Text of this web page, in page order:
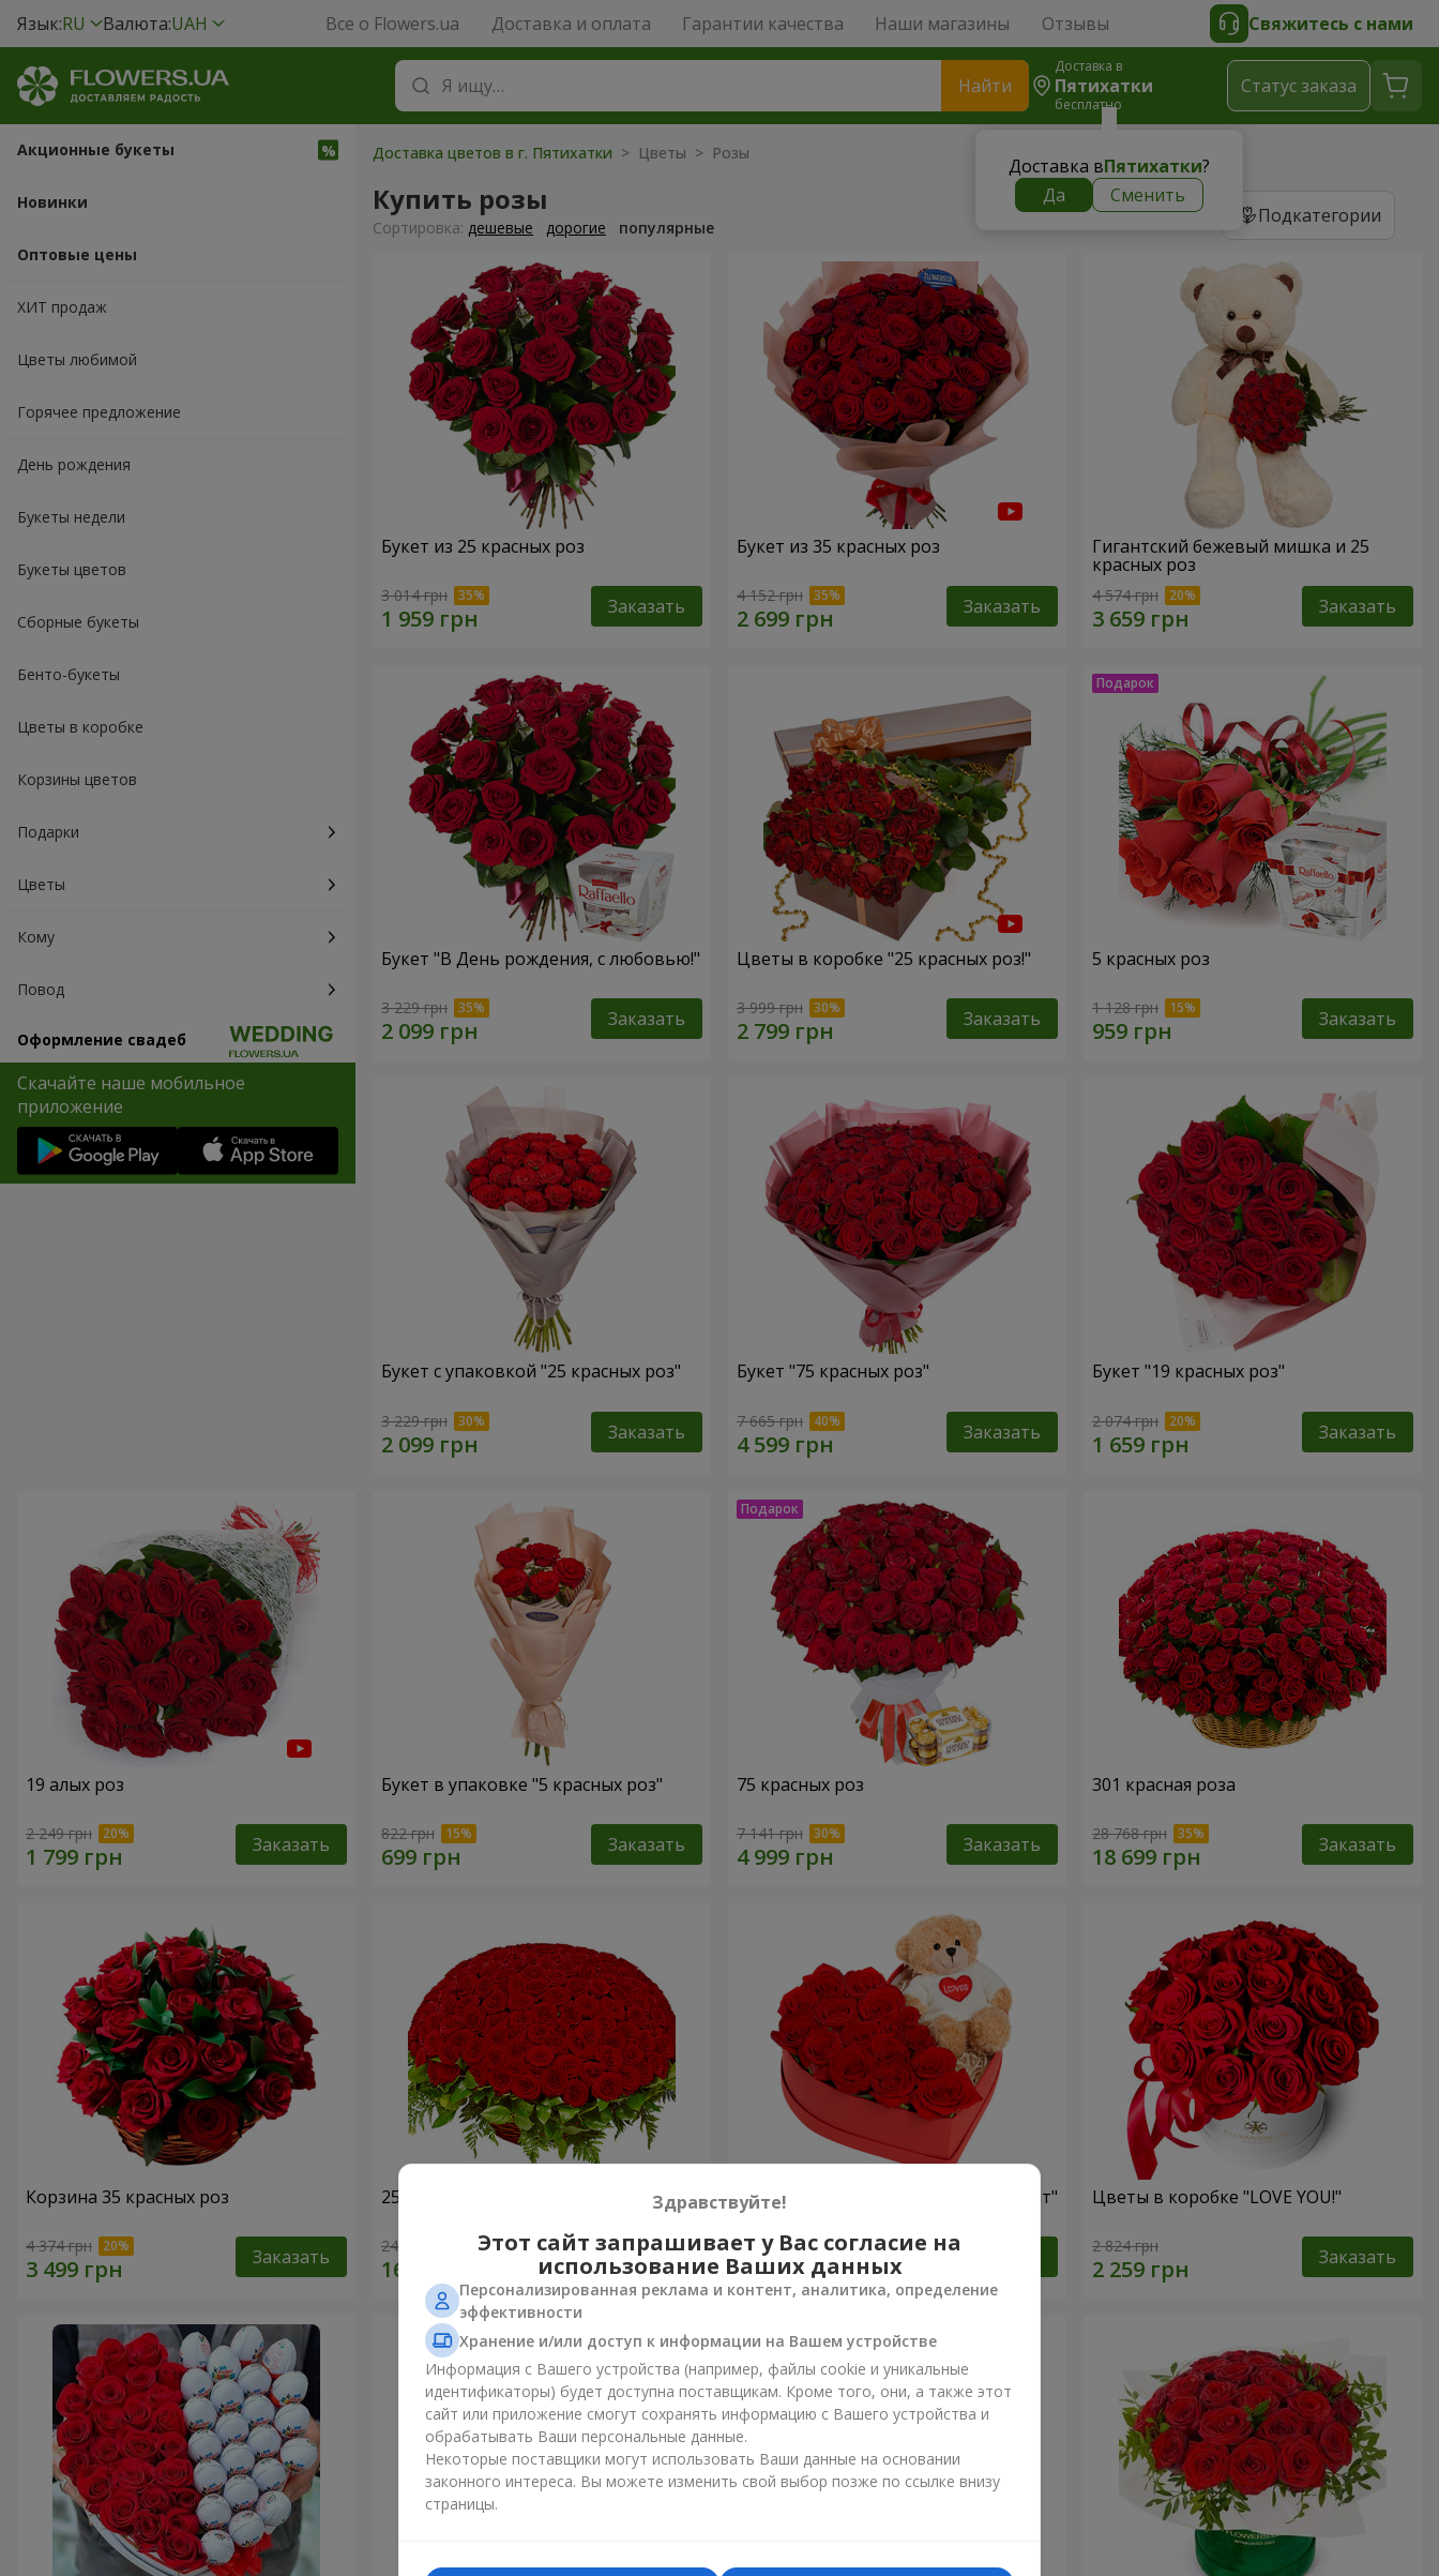
Язык:RU Валюта:UAH Все о Flowers.ua Доставка и оплата Гарантии качества Наши магазины Отзывы Свяжитесь с нами
Найти
Доставка в
Пятихатки
бесплатно
Доставка вПятихатки?
Да
Сменить
Cтатус заказа
Акционные букеты
Новинки
Оптовые цены
ХИТ продаж
Цветы любимой
Горячее предложение
День рождения
Букеты недели
Букеты цветов
Сборные букеты
Бенто-букеты
Цветы в коробке
Корзины цветов
Подарки
Цветы
Кому
Повод
Оформление свадеб
Скачайте наше мобильное
приложение
Доставка цветов в г. Пятихатки > Цветы > Розы
Купить розы Подкатегории
Cортировка: дешевые дорогие популярные
Букет из 25 красных роз
3 014 грн Заказать
Букет из 35 красных роз
4 152 грн Заказать
Гигантский бежевый мишка и 25
красных роз
4 574 грн Заказать
Букет "В День рождения, с любовью!"
3 229 грн Заказать
Цветы в коробке "25 красных роз!"
3 999 грн Заказать
5 красных роз
1 128 грн Заказать
Букет с упаковкой "25 красных роз"
3 229 грн Заказать
Букет "75 красных роз"
7 665 грн Заказать
Букет "19 красных роз"
2 074 грн Заказать
19 алых роз
2 249 грн Заказать
Букет в упаковке "5 красных роз"
822 грн Заказать
75 красных роз
7 141 грн Заказать
301 красная роза
28 768 грн Заказать
Корзина 35 красных роз
4 374 грн Заказать
251 красная роза
24 284 грн Заказать
Композиция "Трогательный презент"
2 332 грн
Цветы в коробке "LOVE YOU!"
2 824 грн Заказать
Здравствуйте!
Этот сайт запрашивает у Вас согласие на
использование Ваших данных
Персонализированная реклама и контент, аналитика, определение
эффективности
Хранение и/или доступ к информации на Вашем устройстве
Информация с Вашего устройства (например, файлы cookie и уникальные
идентификаторы) будет доступна поставщикам. Кроме того, они, а также этот
сайт или приложение смогут сохранять информацию с Вашего устройства и
обрабатывать Ваши персональные данные.
Некоторые поставщики могут использовать Ваши данные на основании
законного интереса. Вы можете изменить свой выбор позже по ссылке внизу
страницы.